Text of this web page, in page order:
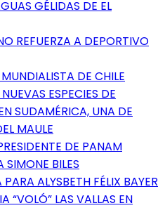
GÉLIDAS DE EL
REFUERZA A DEPORTIVO
DE CHILE
ESPECIES DE
SUDAMÉRICA, UNA DE
MAULE
DE PANAM
SIMONE BILES
ALYSBETH FÉLIX BAYER
“VOLÓ” LAS VALLAS EN